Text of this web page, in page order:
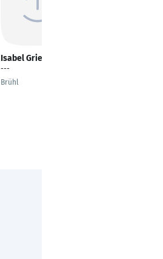
Isabel Griesbach
---
Brühl